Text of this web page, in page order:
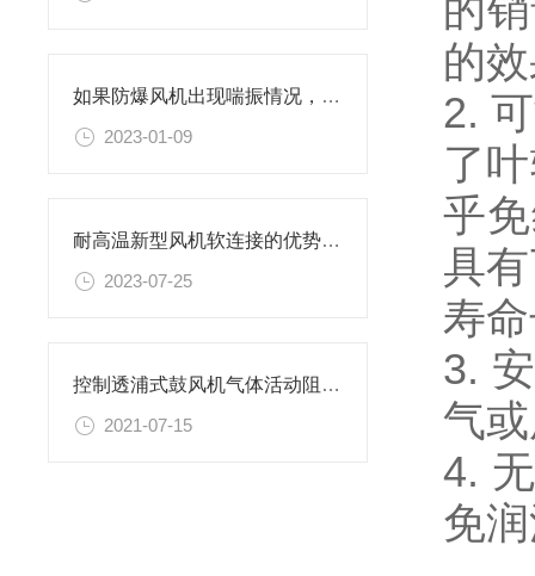
如果防爆风机出现喘振情况，应该如何操作处理？
2023-01-09
耐高温新型风机软连接的优势有哪些
2023-07-25
控制透浦式鼓风机气体活动阻力的方法介绍
2021-07-15
的
的
2.
了
乎
具
寿
3.
气
4.
免